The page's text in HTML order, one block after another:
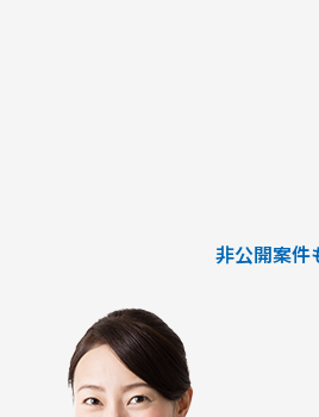
・行動観察、ヒアリング、課題分析
・参画期間：2026年10月1日～2026
・稼働率：100％想定
■勤務地・働き方
・出張先：茨城県ひたちなか市・勝
非公開案件